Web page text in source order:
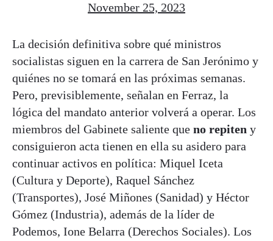
November 25, 2023
La decisión definitiva sobre qué ministros
socialistas siguen en la carrera de San Jerónimo y
quiénes no se tomará en las próximas semanas.
Pero, previsiblemente, señalan en Ferraz, la
lógica del mandato anterior volverá a operar. Los
miembros del Gabinete saliente que no repiten y
consiguieron acta tienen en ella su asidero para
continuar activos en política: Miquel Iceta
(Cultura y Deporte), Raquel Sánchez
(Transportes), José Miñones (Sanidad) y Héctor
Gómez (Industria), además de la líder de
Podemos, Ione Belarra (Derechos Sociales). Los